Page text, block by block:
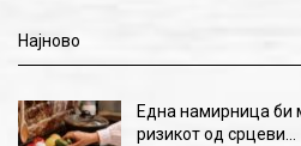
Најново
Една намирница би
ризикот од срцеви…